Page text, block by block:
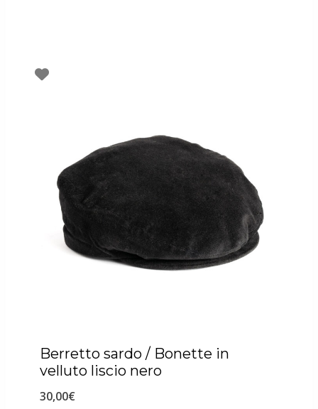
Berretto sardo / Bonette in
velluto liscio nero
30,00€